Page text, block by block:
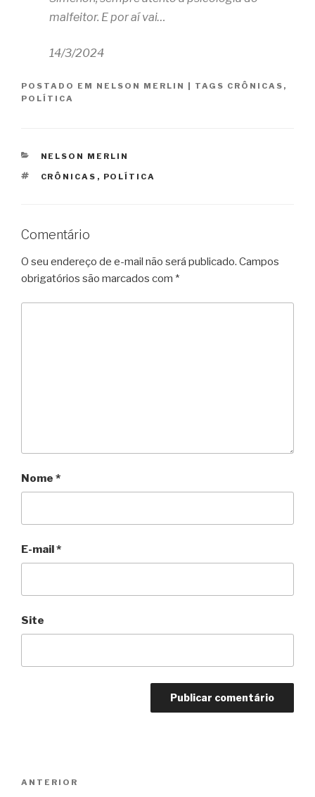
malfeitor. E por aí vai…
14/3/2024
POSTADO EM NELSON MERLIN TAGS CRÔNICAS ,
POLÍTICA
CATEGORIAS
NELSON MERLIN
TAGS
CRÔNICAS , POLÍTICA
Comentário
O seu endereço de e-mail não será publicado. Campos
obrigatórios são marcados com *
Nome *
E-mail*
Site
Anterior
ANTERIOR